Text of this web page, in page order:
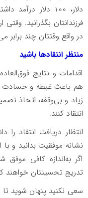
فرزندانتان بگذرانید.
در واقع وقتتان چند برابر
منتظر انتقادها باشید
اقدامات و نتایج
هم باعث غبطه و حسادت
زیاد و بی‌وقفه، اتخاذ
انتقاد کنند.
انتظار دریافت انتقاد
اگر به‌اندازه کافی موفق
تدریج تحسینتان خواهند
سعی نکنید پنهان شوید تا